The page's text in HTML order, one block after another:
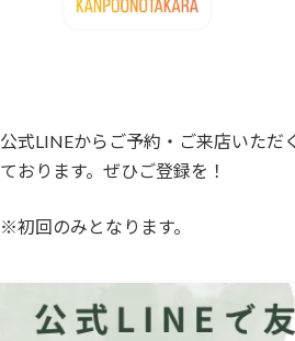
公式LINEからご予約・ご来店いただ
ております。ぜひご登録を！
※初回のみとなります。